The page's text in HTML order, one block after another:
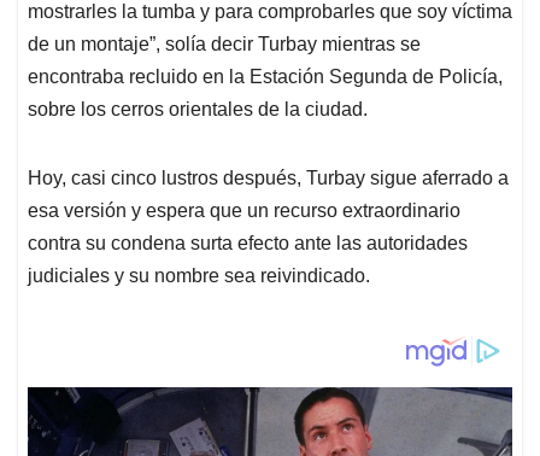
mostrarles la tumba y para comprobarles que soy víctima
de un montaje”, solía decir Turbay mientras se
encontraba recluido en la Estación Segunda de Policía,
sobre los cerros orientales de la ciudad.
Hoy, casi cinco lustros después, Turbay sigue aferrado a
esa versión y espera que un recurso extraordinario
contra su condena surta efecto ante las autoridades
judiciales y su nombre sea reivindicado.